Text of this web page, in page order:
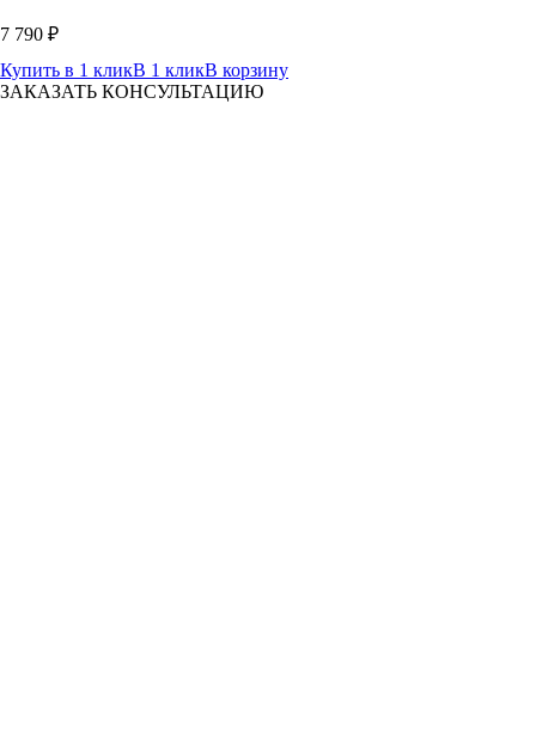
7 790 ₽
Купить в 1 кликВ 1 кликВ корзину
ЗАКАЗАТЬ КОНСУЛЬТАЦИЮ